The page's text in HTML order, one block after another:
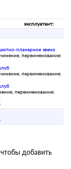
эксплуатант:
планерное звено
переименование:
переименование:
переименование:
добавить